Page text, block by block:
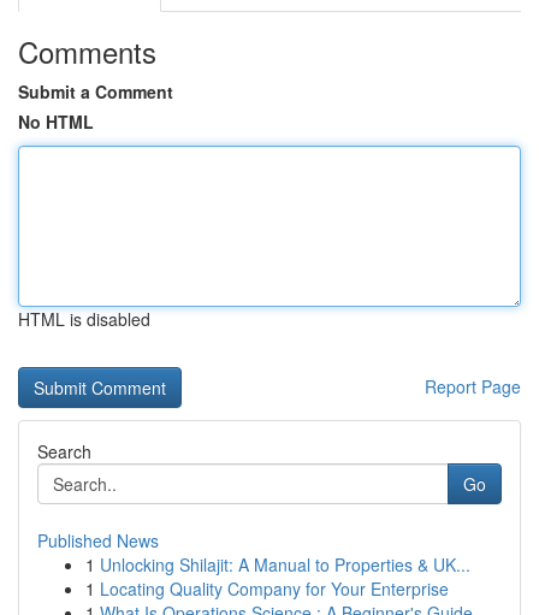
Comments
Submit a Comment
No HTML
HTML is disabled
Report Page
Search
Go
Published News
1 Unlocking Shilajit: A Manual to Properties & UK...
1 Locating Quality Company for Your Enterprise